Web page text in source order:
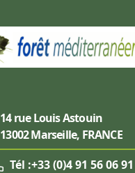
14 rue Louis Astouin
13002 Marseille, FRANCE
Tél :+33 (0)4 91 56 06 91